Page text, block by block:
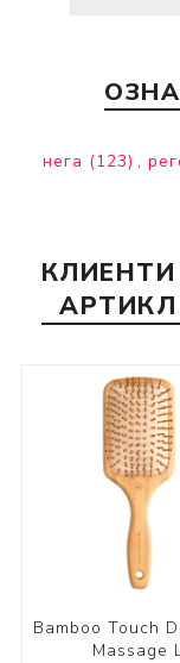
нега (123) ,
Bamboo Touch
Massage